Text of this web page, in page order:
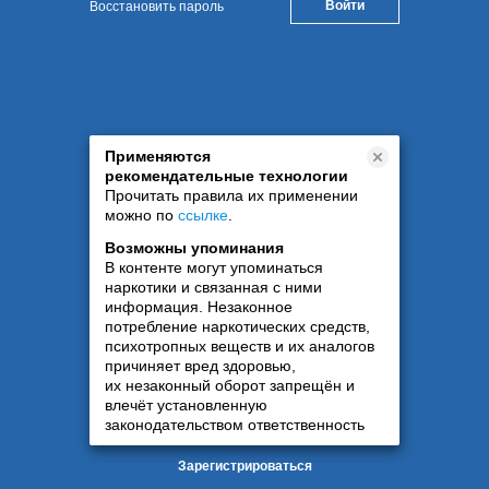
Восстановить пароль
Применяются
рекомендательные технологии
Прочитать правила их применении
можно по ссылке
Возможны упоминания
В контенте могут упоминаться
наркотики и связанная с ними
информация. Незаконное
потребление наркотических средств,
психотропных веществ и их аналогов
причиняет вред здоровью,
их незаконный оборот запрещён и
влечёт установленную
законодательством ответственность
Зарегистрироваться